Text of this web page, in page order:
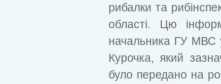
рибалки та
області. Цю
начальника ГУ МВС
Курочка, який
було передано на